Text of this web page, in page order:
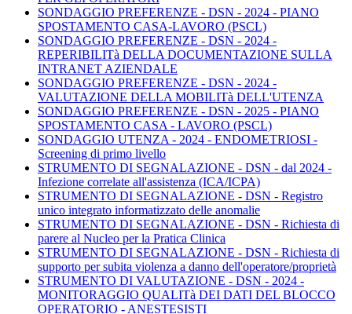
SONDAGGIO PREFERENZE - DSN - 2024 - PIANO
SPOSTAMENTO CASA-LAVORO (PSCL)
SONDAGGIO PREFERENZE - DSN - 2024 -
REPERIBILITà DELLA DOCUMENTAZIONE SULLA
INTRANET AZIENDALE
SONDAGGIO PREFERENZE - DSN - 2024 -
VALUTAZIONE DELLA MOBILITà DELL'UTENZA
SONDAGGIO PREFERENZE - DSN - 2025 - PIANO
SPOSTAMENTO CASA - LAVORO (PSCL)
SONDAGGIO UTENZA - 2024 - ENDOMETRIOSI -
Screening di primo livello
STRUMENTO DI SEGNALAZIONE - DSN - dal 2024 -
Infezione correlate all'assistenza (ICA/ICPA)
STRUMENTO DI SEGNALAZIONE - DSN - Registro
unico integrato informatizzato delle anomalie
STRUMENTO DI SEGNALAZIONE - DSN - Richiesta di
parere al Nucleo per la Pratica Clinica
STRUMENTO DI SEGNALAZIONE - DSN - Richiesta di
supporto per subita violenza a danno dell'operatore/proprietà
STRUMENTO DI VALUTAZIONE - DSN - 2024 -
MONITORAGGIO QUALITà DEI DATI DEL BLOCCO
OPERATORIO - ANESTESISTI